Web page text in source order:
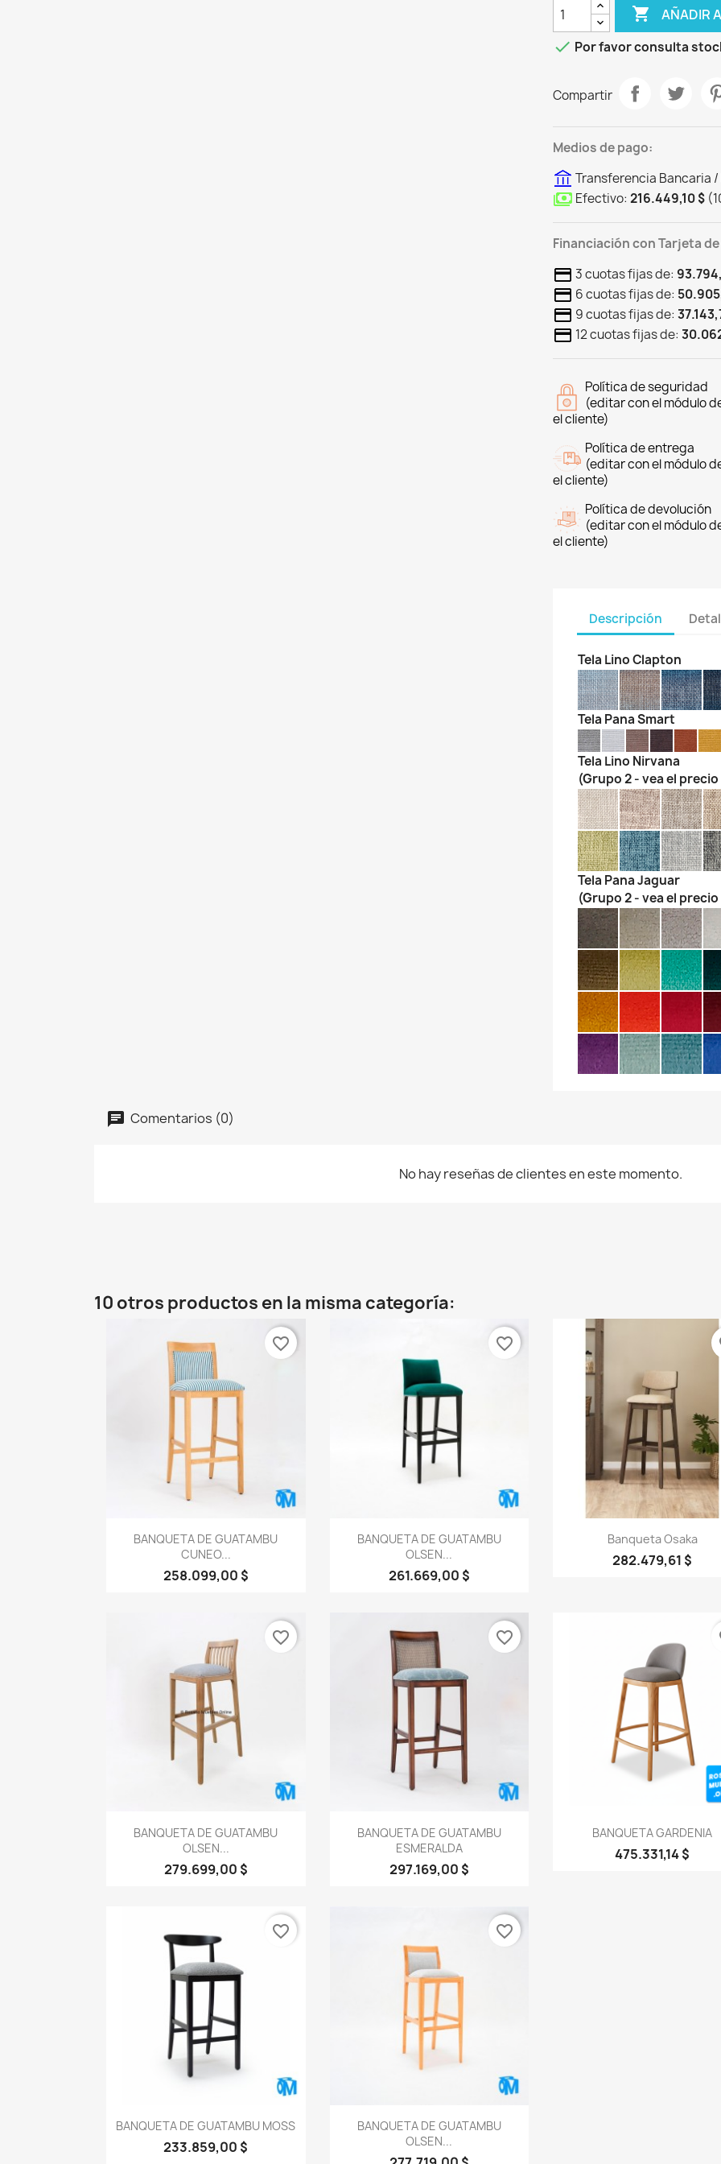
 AÑADIR
 Por favor consulta
Compartir
Medios de pago:
Transferencia Bancaria
Efectivo: 216.449,10 $ (
Financiación con Tarjeta
3 cuotas fijas de:
6 cuotas fijas de:
9 cuotas fijas de:
12 cuotas fijas de:
Política de seguridad
(editar con el módulo
el cliente)
Política de entrega
(editar con el módulo
el cliente)
Política de devolución
(editar con el módulo
el cliente)
Descripción
Tela Lino Clapton
Tela Pana Smart
Tela Lino Nirvana
(Grupo 2 - vea el
Tela Pana Jaguar
(Grupo 2 - vea el
Comentarios (0)
No hay reseñas de clientes en este momento.
10 otros productos en la misma categoría:
Vista rápida
BANQUETA DE GUATAMBU
CUNEO...
258.099,00 $
favorite_border
Vista rápida
BANQUETA DE GUATAMBU
OLSEN...
261.669,00 $
favorite_border
Vista rápida
Banqueta Osaka
282.479,61 $
Vista rápida
BANQUETA DE GUATAMBU
OLSEN...
279.699,00 $
favorite_border
Vista rápida
BANQUETA DE GUATAMBU
ESMERALDA
297.169,00 $
favorite_border
Vista rápida
BANQUETA GARDENIA
475.331,14 $
 Vista rápida
BANQUETA DE GUATAMBU MOSS
233.859,00 $
favorite_border
Vista rápida
BANQUETA DE GUATAMBU
OLSEN...
favorite_border